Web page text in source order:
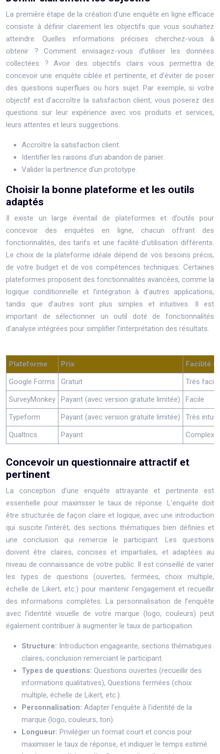
La première étape de la création d’une enquête en ligne efficace
consiste à définir clairement les objectifs que vous souhaitez
atteindre. Quelles informations précises cherchez-vous à
obtenir ? Comment envisagez-vous d’utiliser les données
collectées ? Avoir des objectifs clairs vous permettra de
concevoir une enquête ciblée et pertinente, et d’éviter de poser
des questions superflues ou hors sujet. Par exemple, si votre
objectif est d’accroître la satisfaction client, vous poserez des
questions sur leur expérience avec vos produits et services,
leurs attentes et leurs suggestions.
Accroître la satisfaction client.
Identifier les raisons d’un abandon de panier.
Valider la pertinence d’un prototype.
Choisir la bonne plateforme et les outils
adaptés
Il existe un large éventail de plateformes et d’outils pour
concevoir des enquêtes en ligne, chacun offrant des
fonctionnalités, des tarifs et une facilité d’utilisation différents.
Le choix de la plateforme idéale dépend de vos besoins précis,
de votre budget et de vos compétences techniques. Certaines
plateformes proposent des fonctionnalités avancées, comme la
logique conditionnelle et l’intégration à d’autres applications,
tandis que d’autres sont plus simples et intuitives. Il est
important de sélectionner un outil doté de fonctionnalités
d’analyse intégrées pour simplifier l’interprétation des résultats.
Plateforme Prix
Facilité
Google Forms
Gratuit
Très facile
SurveyMonkey
Payant (avec version gratuite limitée)
Facile
Typeform
Payant (avec version gratuite limitée)
Très
Qualtrics
Payant
Concevoir un questionnaire attractif et
pertinent
La conception d’une enquête attrayante et pertinente est
essentielle pour maximiser le taux de réponse. L’enquête doit
être structurée de façon claire et logique, avec une introduction
qui suscite l’intérêt, des sections thématiques bien définies et
une conclusion qui remercie le participant. Les questions
doivent être claires, concises et impartiales, et adaptées au
niveau de connaissance de votre public. Il est conseillé de varier
les types de questions (ouvertes, fermées, choix multiple,
échelle de Likert, etc.) pour maintenir l’engagement et recueillir
des informations complètes. La personnalisation de l’enquête
avec l’identité visuelle de votre marque (logo, couleurs) peut
également contribuer à augmenter le taux de participation.
Structure: Introduction engageante, sections thématiques
claires, conclusion remerciant le participant.
Types de questions: Questions ouvertes (recueillir des
informations qualitatives), Questions fermées (choix
multiple, échelle de Likert, etc.).
Personnalisation: Adapter l’enquête à l’identité de la
marque (logo, couleurs, ton).
Longueur: Privilégier un format court et concis pour
maximiser le taux de réponse, et indiquer le temps estimé.